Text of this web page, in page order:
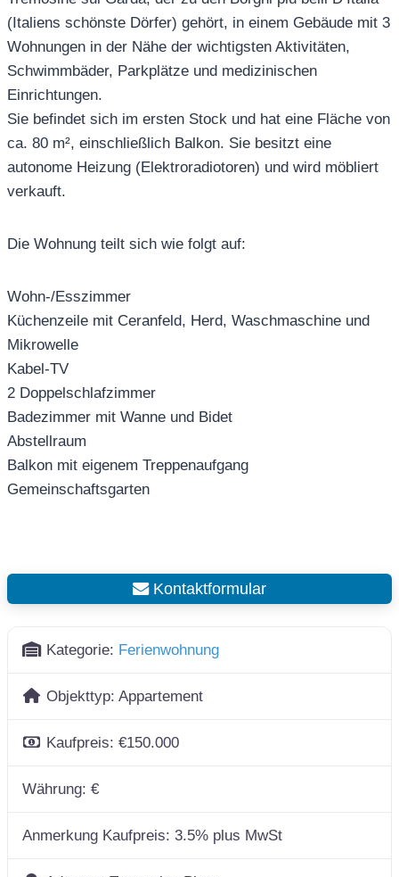
(Italiens schönste Dörfer) gehört, in einem Gebäude mit 3
Wohnungen in der Nähe der wichtigsten Aktivitäten,
Schwimmbäder, Parkplätze und medizinischen
Einrichtungen.
Sie befindet sich im ersten Stock und hat eine Fläche von
ca. 80 m², einschließlich Balkon. Sie besitzt eine
autonome Heizung (Elektroradiotoren) und wird möbliert
verkauft.
Die Wohnung teilt sich wie folgt auf:
Wohn-/Esszimmer
Küchenzeile mit Ceranfeld, Herd, Waschmaschine und
Mikrowelle
Kabel-TV
2 Doppelschlafzimmer
Badezimmer mit Wanne und Bidet
Abstellraum
Balkon mit eigenem Treppenaufgang
Gemeinschaftsgarten
Kontaktformular
Kategorie: Ferienwohnung
Objekttyp: Appartement
Kaufpreis: €150.000
Währung: €
Anmerkung Kaufpreis: 3.5% plus MwSt